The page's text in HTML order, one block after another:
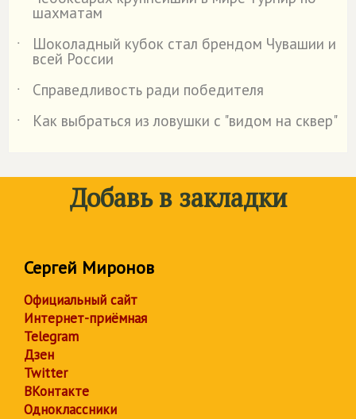
шахматам
˙
Шоколадный кубок стал брендом Чувашии и
всей России
˙
Справедливость ради победителя
˙
Как выбраться из ловушки с "видом на сквер"
Добавь в закладки
Сергей Миронов
Официальный сайт
Интернет-приёмная
Telegram
Дзен
Twitter
ВКонтакте
Одноклассники